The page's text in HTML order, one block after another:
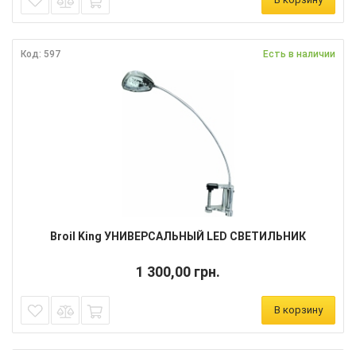
Код: 597 Есть в наличии
Broil King УНИВЕРСАЛЬНЫЙ LED СВЕТИЛЬНИК
1 300,00 грн.
В корзину